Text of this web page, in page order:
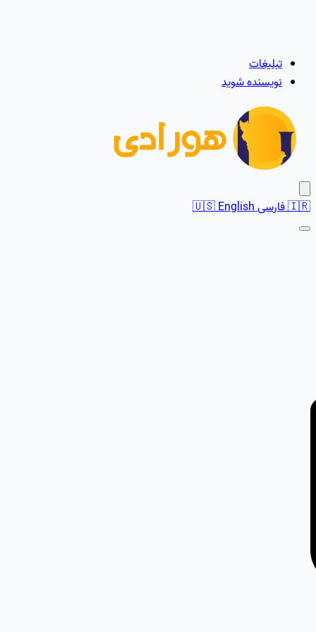
تبلیغات
نویسنده شوید
🇮🇷فارسی 🇺🇸English